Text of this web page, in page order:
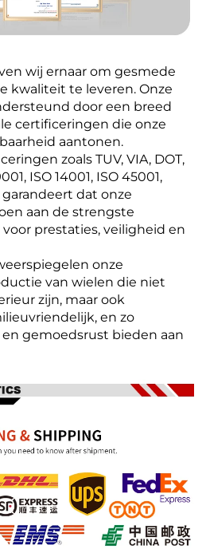
wij ernaar om gesmede
kwaliteit te leveren. Onze
door een breed
certificeringen die onze
aantonen.
zoals TUV, VIA, DOT,
ISO 14001, ISO 45001,
garandeert dat onze
aan de strengste
prestaties, veiligheid en
onze
van wielen die niet
zijn, maar ook
en zo
gemoedsrust bieden aan